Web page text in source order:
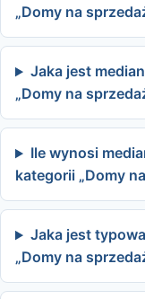
„Domy na
Jaka jest
„Domy na
Ile wynosi
kategorii „Domy
Jaka jest
„Domy na